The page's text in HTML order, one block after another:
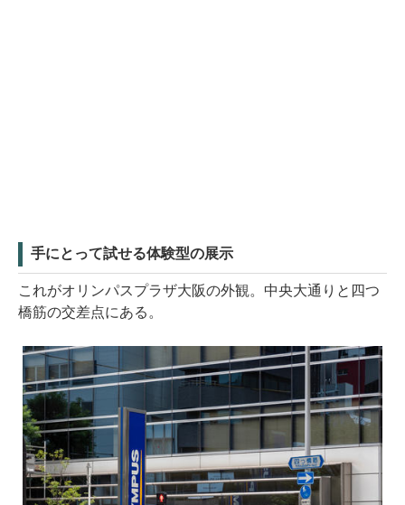
手にとって試せる体験型の展示
これがオリンパスプラザ大阪の外観。中央大通りと四つ
橋筋の交差点にある。